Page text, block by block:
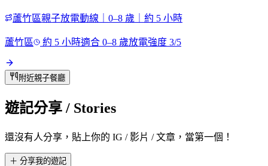
蘆竹區親子放電動線｜0–8 歲｜約 5 小時
蘆竹區 約 5 小時適合 0–8 歲放電強度 3/5
附近親子餐廳
遊記分享 / Stories
還沒有人分享，貼上你的 IG / 影片 / 文章，當第一個！
＋ 分享我的遊記